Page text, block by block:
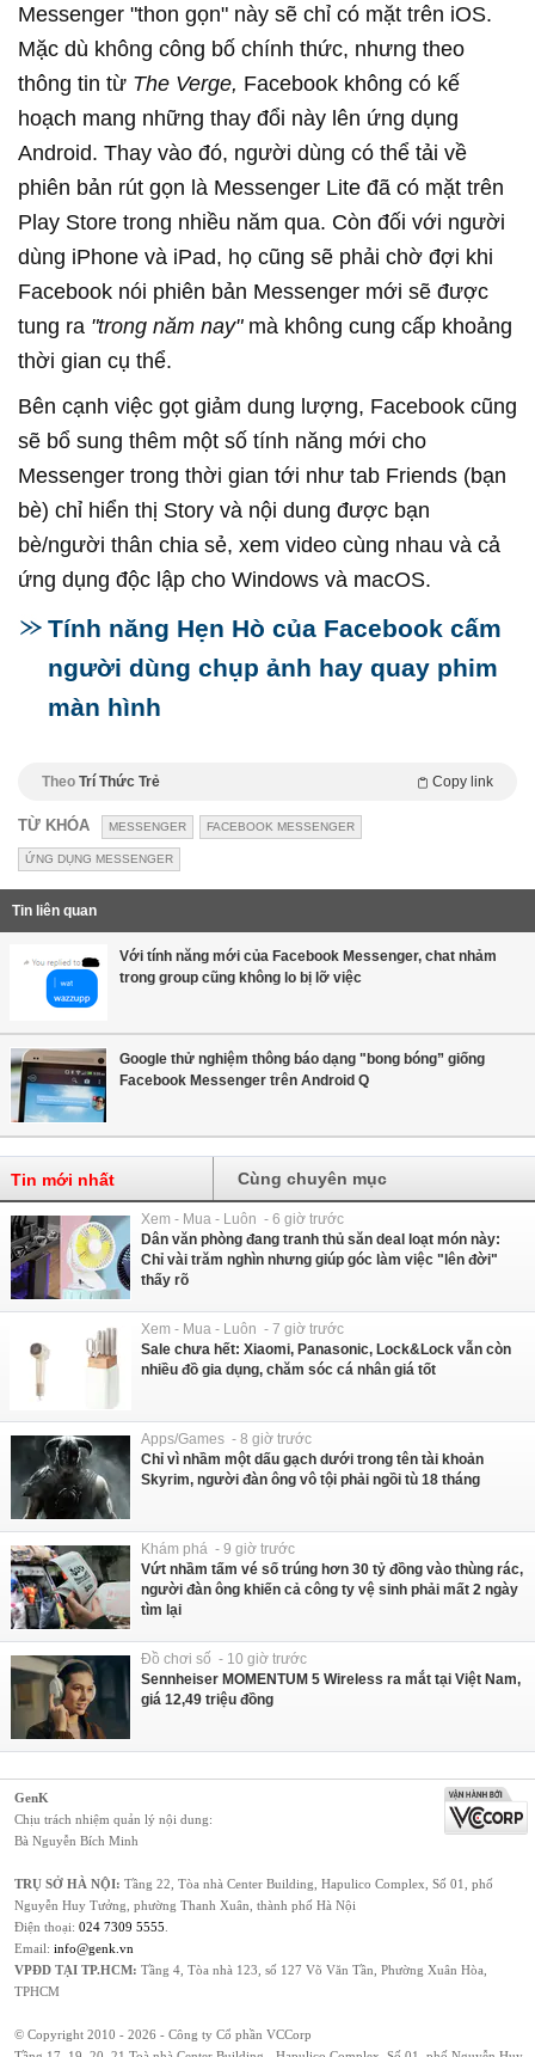
Messenger "thon gọn" này sẽ chỉ có mặt trên iOS.
Mặc dù không công bố chính thức, nhưng theo
thông tin từ The Verge, Facebook không có kế
hoạch mang những thay đổi này lên ứng dụng
Android. Thay vào đó, người dùng có thể tải về
phiên bản rút gọn là Messenger Lite đã có mặt trên
Play Store trong nhiều năm qua. Còn đối với người
dùng iPhone và iPad, họ cũng sẽ phải chờ đợi khi
Facebook nói phiên bản Messenger mới sẽ được
tung ra "trong năm nay"mà không cung cấp khoảng
thời gian cụ thể.
Bên cạnh việc gọt giảm dung lượng, Facebook cũng
sẽ bổ sung thêm một số tính năng mới cho
Messenger trong thời gian tới như tab Friends (bạn
bè) chỉ hiển thị Story và nội dung được bạn
bè/người thân chia sẻ, xem video cùng nhau và cả
ứng dụng độc lập cho Windows và macOS.
Tính năng Hẹn Hò của Facebook cấm
người dùng chụp ảnh hay quay phim
màn hình
Theo Trí Thức Trẻ Copy link
TỪ KHÓA MESSENGER FACEBOOK MESSENGER
ỨNG DỤNG MESSENGER
Tin liên quan
Với tính năng mới của Facebook Messenger, chat nhảm
trong group cũng không lo bị lỡ việc
Google thử nghiệm thông báo dạng "bong bóng” giống
Facebook Messenger trên Android Q
Tin mới nhất Cùng chuyên mục
Xem - Mua - Luôn - 6 giờ trước
Dân văn phòng đang tranh thủ săn deal loạt món này:
Chỉ vài trăm nghìn nhưng giúp góc làm việc "lên đời"
thấy rõ
Xem - Mua - Luôn - 7 giờ trước
Sale chưa hết: Xiaomi, Panasonic, Lock&Lock vẫn còn
nhiều đồ gia dụng, chăm sóc cá nhân giá tốt
Apps/Games - 8 giờ trước
Chỉ vì nhầm một dấu gạch dưới trong tên tài khoản
Skyrim, người đàn ông vô tội phải ngồi tù 18 tháng
Khám phá - 9 giờ trước
Vứt nhầm tấm vé số trúng hơn 30 tỷ đồng vào thùng rác,
người đàn ông khiến cả công ty vệ sinh phải mất 2 ngày
tìm lại
Đồ chơi số - 10 giờ trước
Sennheiser MOMENTUM 5 Wireless ra mắt tại Việt Nam,
giá 12,49 triệu đồng
GenK
Chịu trách nhiệm quản lý nội dung:
Bà Nguyễn Bích Minh
TRỤ SỞ HÀ NỘI: Tầng 22, Tòa nhà Center Building, Hapulico Complex, Số 01, phố
Nguyễn Huy Tưởng, phường Thanh Xuân, thành phố Hà Nội
Điện thoại: 024 7309 5555
Email: info@genk.vn
VPĐD TẠI TP.HCM: Tầng 4, Tòa nhà 123, số 127 Võ Văn Tần, Phường Xuân Hòa,
TPHCM
© Copyright 2010 - 2026 - Công ty Cổ phần VCCorp